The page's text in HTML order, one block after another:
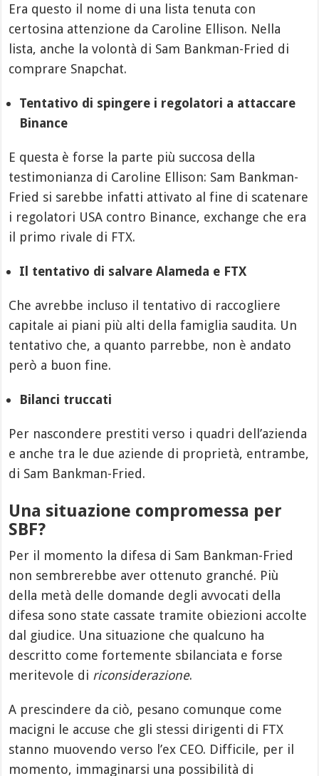
Era questo il nome di una lista tenuta con
certosina attenzione da Caroline Ellison. Nella
lista, anche la volontà di Sam Bankman-Fried di
comprare Snapchat.
Tentativo di spingere i regolatori a attaccare
Binance
E questa è forse la parte più succosa della
testimonianza di Caroline Ellison: Sam Bankman-
Fried si sarebbe infatti attivato al fine di scatenare
i regolatori USA contro Binance, exchange che era
il primo rivale di FTX.
Il tentativo di salvare Alameda e FTX
Che avrebbe incluso il tentativo di raccogliere
capitale ai piani più alti della famiglia saudita. Un
tentativo che, a quanto parrebbe, non è andato
però a buon fine.
Bilanci truccati
Per nascondere prestiti verso i quadri dell’azienda
e anche tra le due aziende di proprietà, entrambe,
di Sam Bankman-Fried.
Una situazione compromessa per
SBF?
Per il momento la difesa di Sam Bankman-Fried
non sembrerebbe aver ottenuto granché. Più
della metà delle domande degli avvocati della
difesa sono state cassate tramite obiezioni accolte
dal giudice. Una situazione che qualcuno ha
descritto come fortemente sbilanciata e forse
meritevole di riconsiderazione.
A prescindere da ciò, pesano comunque come
macigni le accuse che gli stessi dirigenti di FTX
stanno muovendo verso l’ex CEO. Difficile, per il
momento, immaginarsi una possibilità di